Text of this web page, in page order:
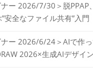
ナー 2026/7/30＞脱PPAP
安全なファイル共有”入門
ナー 2026/6/24＞AIで作
2026×生成AIデザイ